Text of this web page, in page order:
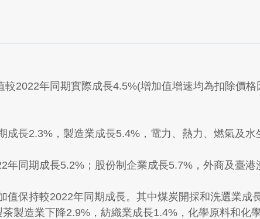
2022年同期實際成長4.5%(增加值增速均為扣除價
長2.3%，製造業成長5.4%，電力、熱力、燃氣及水
同期成長5.2%；股份制企業成長5.7%，外商及臺
保持較2022年同期成長。其中煤炭開採和洗選業成
製造業下降2.9%，紡織業成長1.4%，化學原料和化